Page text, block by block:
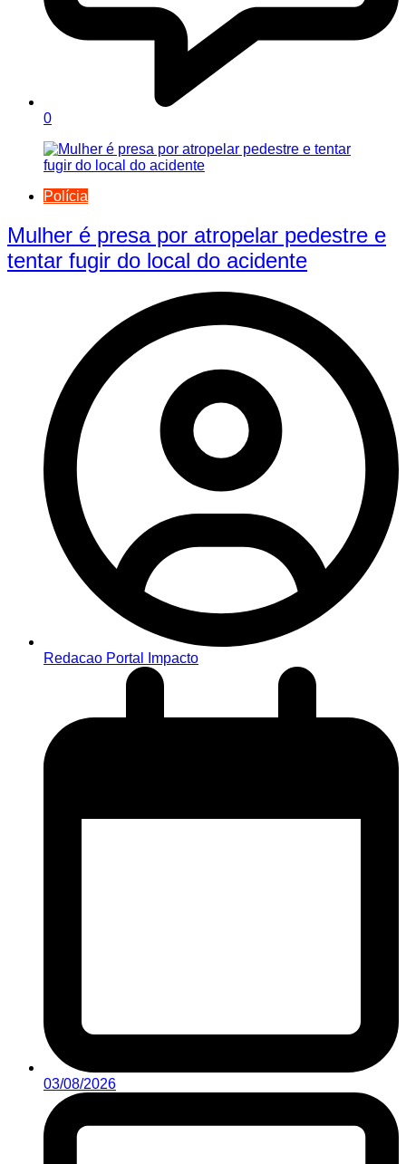
0
Polícia
Mulher é presa por atropelar pedestre e
tentar fugir do local do acidente
Redacao Portal Impacto
03/08/2026